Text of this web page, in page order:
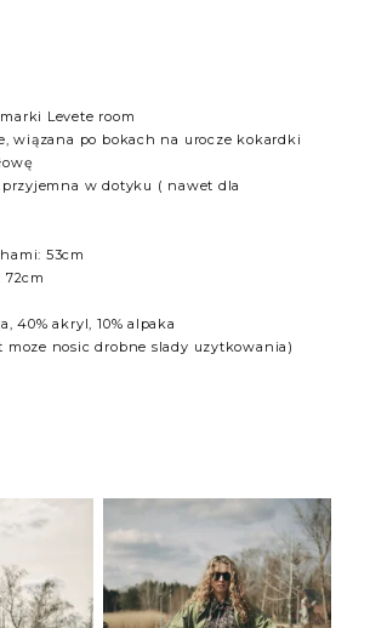
Levete room
wiązana po bokach na urocze kokardki
w dotyku ( nawet dla
53cm
72cm
40% akryl, 10% alpaka
moze nosic drobne slady uzytkowania)